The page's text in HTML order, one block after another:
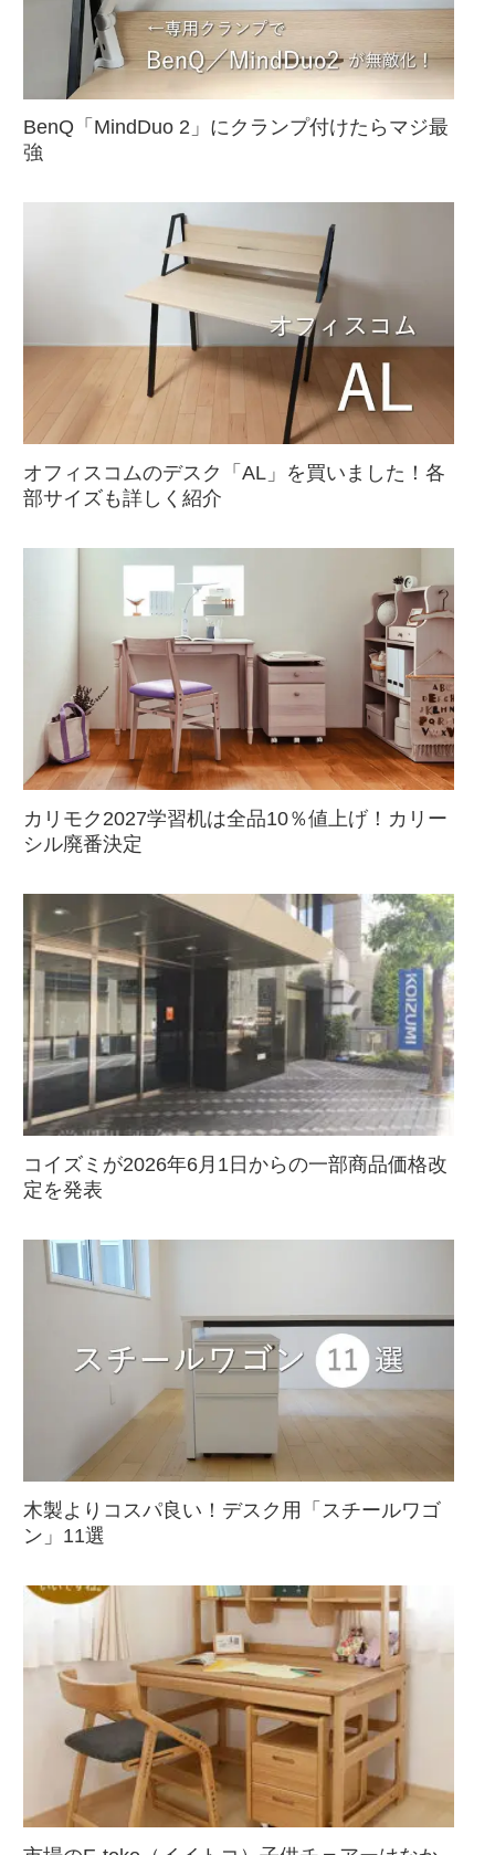
BenQ「MindDuo 2」にクランプ付けたらマジ最
強
オフィスコムのデスク「AL」を買いました！各
部サイズも詳しく紹介
カリモク2027学習机は全品10％値上げ！カリー
シル廃番決定
コイズミが2026年6月1日からの一部商品価格改
定を発表
木製よりコスパ良い！デスク用「スチールワゴ
ン」11選